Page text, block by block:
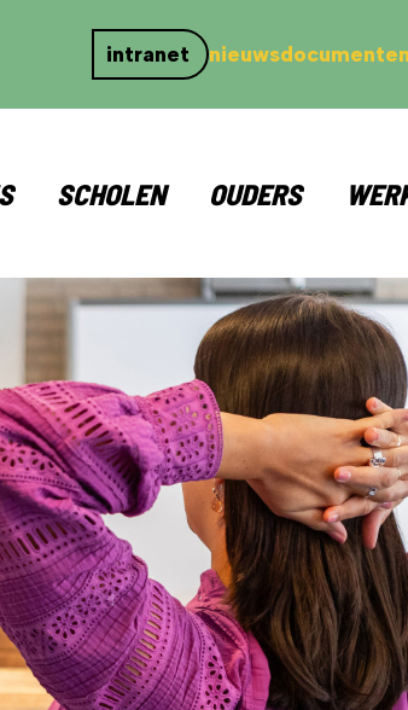
intranet nieuwsdocumenten
SCHOLEN OUDERS